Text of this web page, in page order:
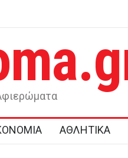
από το τμήμα –
ΑΘΛΗΤΙΚΑ